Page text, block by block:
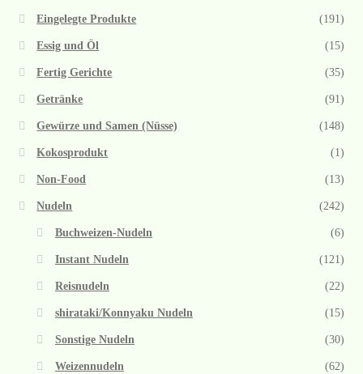
Eingelegte Produkte (191)
Essig und Öl (15)
Fertig Gerichte (35)
Getränke (91)
Gewürze und Samen (Nüsse) (148)
Kokosprodukt (1)
Non-Food (13)
Nudeln (242)
Buchweizen-Nudeln (6)
Instant Nudeln (121)
Reisnudeln (22)
shirataki/Konnyaku Nudeln (15)
Sonstige Nudeln (30)
Weizennudeln (62)